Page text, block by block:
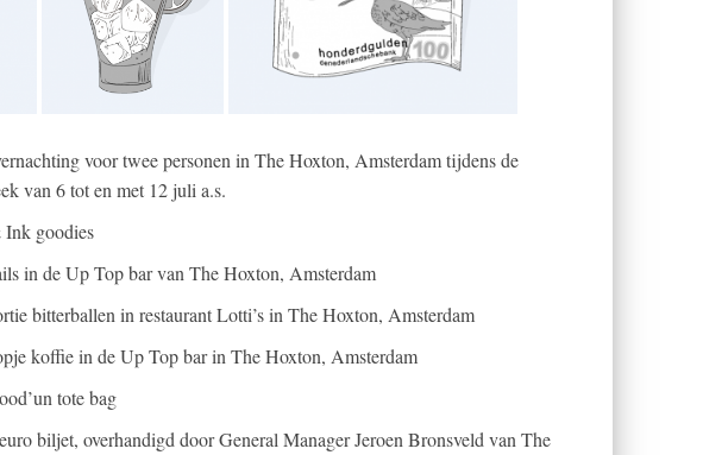
voor twee personen in The Hoxton, Amsterdam tijdens de
van 6 tot en met 12 juli a.s.
Ink goodies
in de Up Top bar van The Hoxton, Amsterdam
bitterballen in restaurant Lotti’s in The Hoxton, Amsterdam
koffie in de Up Top bar in The Hoxton, Amsterdam
tote bag
biljet, overhandigd door General Manager Jeroen Bronsveld van The